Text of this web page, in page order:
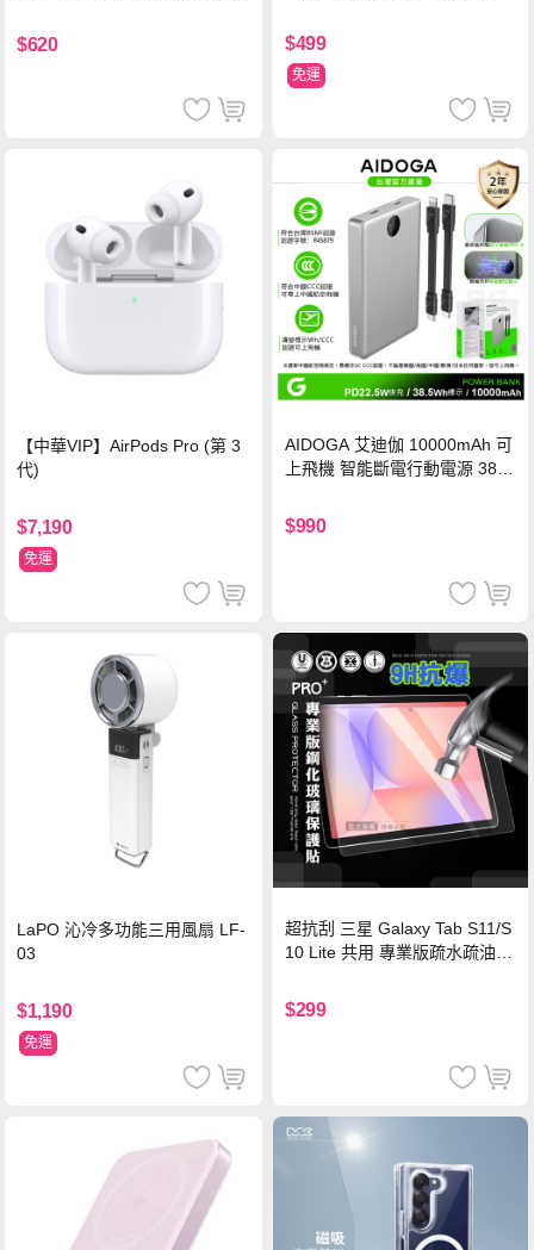
$620 $499
免運
【中華VIP】AirPods Pro (第 3
代)
$7,190
免運
AIDOGA 艾迪伽 10000mAh 可
上飛機 智能斷電行動電源 38.5
灣BSMI/中國CCC/歐美CE/FCC
認證
$990
LaPO 沁冷多功能三用風扇 LF-
03
$1,190
免運
超抗刮 三星 Galaxy Tab S11/S
10 Lite 共用 專業版疏水疏油9
$299